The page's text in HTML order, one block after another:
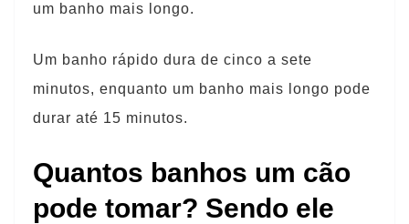
um banho mais longo.
Um banho rápido dura de cinco a sete
minutos, enquanto um banho mais longo pode
durar até 15 minutos.
Quantos banhos um cão
pode tomar? Sendo ele